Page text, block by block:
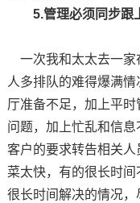
5.管理必须同步跟
一次我和太太去一家
人多排队的难得爆满
厅准备不足，加上平
问题，加上忙乱和信
客户的要求转告相关
菜太快，有的很长时
很长时间解决的情况，